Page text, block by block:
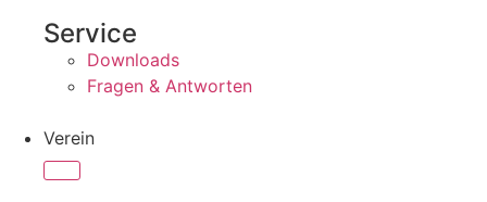
Service
Downloads
Fragen & Antworten
Verein